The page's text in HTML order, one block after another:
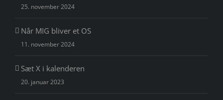
25. november 2024
Når MIG bliver et OS
11. november 2024
Sæt X i kalenderen
20. januar 2023